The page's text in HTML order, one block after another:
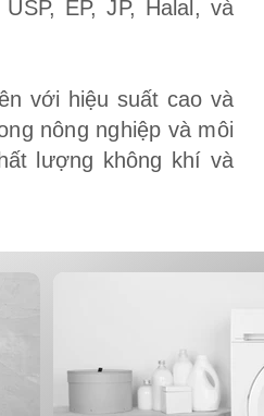
EP, JP, Halal, và
với hiệu suất cao và
nông nghiệp và môi
lượng không khí và